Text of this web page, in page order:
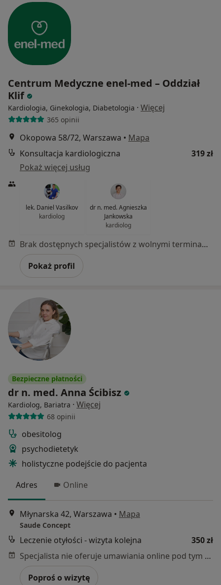
Centrum Medyczne enel-med – Oddział
Klif
Kardiologia, Ginekologia, Diabetologia · Więcej
365 opinii
Okopowa 58/72, Warszawa • Mapa
Konsultacja kardiologiczna
319 zł
Pokaż więcej usług
lek. Daniel Vasilkov
kardiolog
dr n. med. Agnieszka
Jankowska
kardiolog
Brak dostępnych specjalistów z wolnymi terminami w tym centrum medycznym.
Pokaż profil
Bezpieczne płatności
dr n. med. Anna Ścibisz
Kardiolog, Bariatra · Więcej
68 opinii
obesitolog
psychodietetyk
holistyczne podejście do pacjenta
Adres
Online
Młynarska 42, Warszawa • Mapa
Saude Concept
Leczenie otyłości - wizyta kolejna
350 zł
Specjalista nie oferuje umawiania online pod tym adresem.
Poproś o wizytę